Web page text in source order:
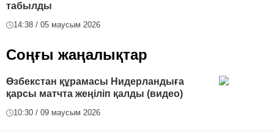
табылды
14:38 / 05 маусым 2026
Соңғы жаңалықтар
Өзбекстан құрамасы Нидерландыға
қарсы матчта жеңіліп қалды (видео)
10:30 / 09 маусым 2026